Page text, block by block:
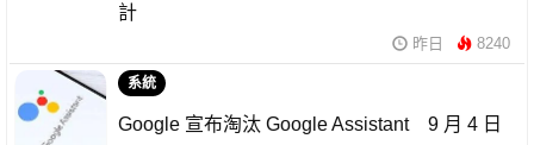
計
昨日 8240
系統
Google 宣布淘汰 Google Assistant 9 月 4 日